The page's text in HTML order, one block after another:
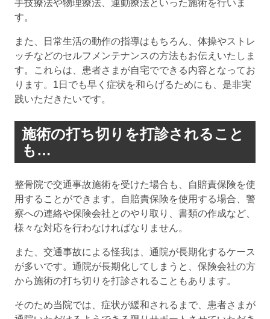
手技療法や物理療法、運動療法といった施術を行いま
す。
また、日常生活の動作の指導はもちろん、体操やストレ
ッチなどのセルフメンテナンスの方法もお伝えいたしま
す。これらは、患者さまが自宅でできる内容となってお
ります。1日でも早く症状を和らげるためにも、是非実
践いただきたいです。
施術の打ち切りを打診されること
も…
整骨院で交通事故施術を受けた場合も、自賠責保険を使
用することができます。自賠責保険を使用する場合、警
察への連絡や保険会社とのやり取り、書類の作成など、
様々な対応を行わなければなりません。
また、交通事故による怪我は、通院が長期化するケース
が多いです。通院が長期化してしまうと、保険会社の方
から施術の打ち切りを打診されることもあります。
そのため当院では、症状が緩和されるまで、患者さまが